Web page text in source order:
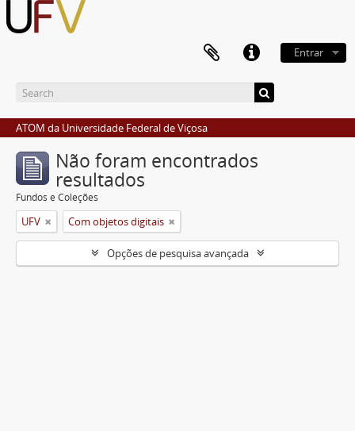
Entrar
ATOM da Universidade Federal de Viçosa
Não foram encontrados
resultados
Fundos e Coleções
UFV Com objetos digitais
Opções de pesquisa avançada